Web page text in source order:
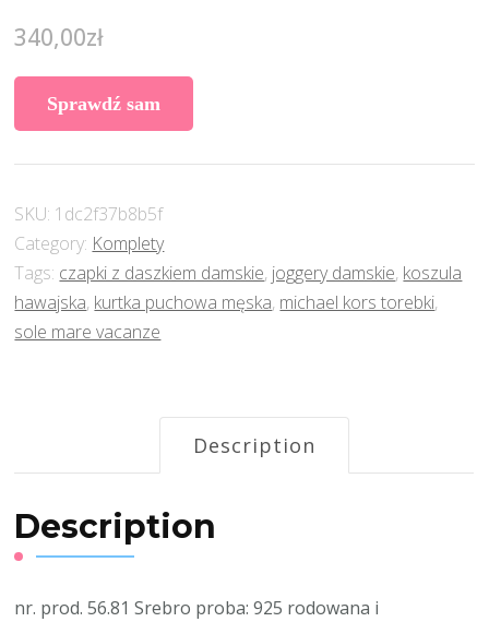
340,00zł
Sprawdź sam
SKU: 1dc2f37b8b5f
Category: Komplety
Tags: czapki z daszkiem damskie, joggery damskie, koszula
hawajska, kurtka puchowa męska, michael kors torebki,
sole mare vacanze
Description
Description
nr. prod. 56.81 Srebro proba: 925 rodowana i